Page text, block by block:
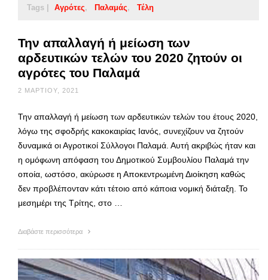
Tags | Αγρότες Παλαμάς Τέλη
Την απαλλαγή ή μείωση των
αρδευτικών τελών του 2020 ζητούν οι
αγρότες του Παλαμά
2 ΜΑΡΤΊΟΥ, 2021
Την απαλλαγή ή μείωση των αρδευτικών τελών του έτους 2020,
λόγω της σφοδρής κακοκαιρίας Ιανός, συνεχίζουν να ζητούν
δυναμικά οι Αγροτικοί Σύλλογοι Παλαμά. Αυτή ακριβώς ήταν και
η ομόφωνη απόφαση του Δημοτικού Συμβουλίου Παλαμά την
οποία, ωστόσο, ακύρωσε η Αποκεντρωμένη Διοίκηση καθώς
δεν προβλέπονταν κάτι τέτοιο από κάποια νομική διάταξη. Το
μεσημέρι της Τρίτης, στο …
Διαβάστε περισσότερα